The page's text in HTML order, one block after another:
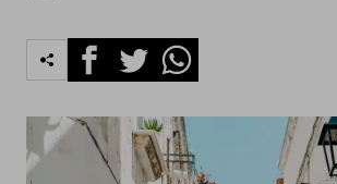
FacebookTwitterWhatsapp